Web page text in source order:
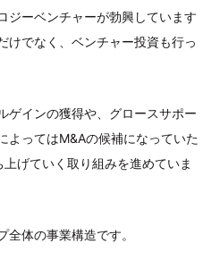
ジーベンチャーが勃興しています
けでなく、ベンチャー投資も行っ
ゲインの獲得や、グロースサポー
よってはM&Aの候補になっていた
げていく取り組みを進めていま
体の事業構造です。